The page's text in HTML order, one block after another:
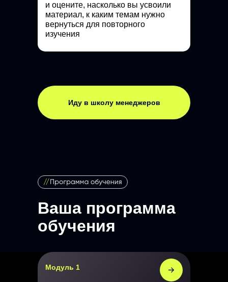
Иду в школу менеджеров
и оцените, насколько вы усвоили
материал, к каким темам нужно
вернуться для повторного
изучения
Ваша программа
обучения
Модуль 1